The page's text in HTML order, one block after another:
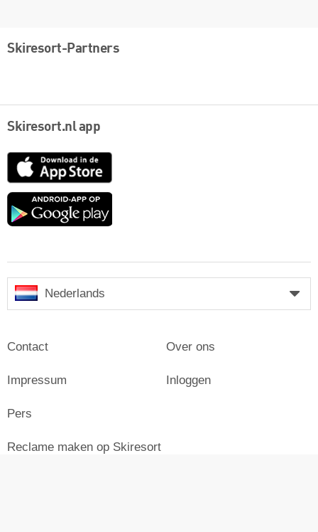
Skiresort-Partners
Skiresort.nl app
App
Google
Nederlands
Contact
Impressum
Pers
Over ons
Inloggen
Reclame maken op Skiresort